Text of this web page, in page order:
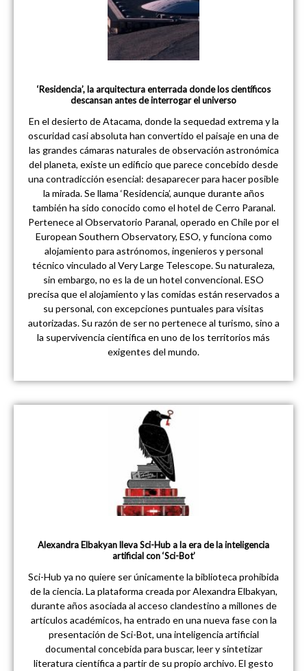
‘Residencia’, la arquitectura enterrada donde los científicos
descansan antes de interrogar el universo
En el desierto de Atacama, donde la sequedad extrema y la
oscuridad casi absoluta han convertido el paisaje en una de
las grandes cámaras naturales de observación astronómica
del planeta, existe un edificio que parece concebido desde
una contradicción esencial: desaparecer para hacer posible
la mirada. Se llama ‘Residencia’, aunque durante años
también ha sido conocido como el hotel de Cerro Paranal.
Pertenece al Observatorio Paranal, operado en Chile por el
European Southern Observatory, ESO, y funciona como
alojamiento para astrónomos, ingenieros y personal
técnico vinculado al Very Large Telescope. Su naturaleza,
sin embargo, no es la de un hotel convencional. ESO
precisa que el alojamiento y las comidas están reservados a
su personal, con excepciones puntuales para visitas
autorizadas. Su razón de ser no pertenece al turismo, sino a
la supervivencia científica en uno de los territorios más
exigentes del mundo.
Alexandra Elbakyan lleva Sci-Hub a la era de la inteligencia
artificial con ‘Sci-Bot’
Sci-Hub ya no quiere ser únicamente la biblioteca prohibida
de la ciencia. La plataforma creada por Alexandra Elbakyan,
durante años asociada al acceso clandestino a millones de
artículos académicos, ha entrado en una nueva fase con la
presentación de Sci-Bot, una inteligencia artificial
documental concebida para buscar, leer y sintetizar
literatura científica a partir de su propio archivo. El gesto